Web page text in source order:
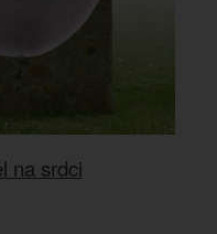
na srdci